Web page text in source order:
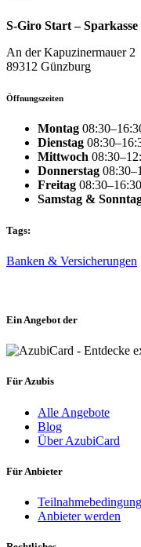
S-Giro Start –
An der Kapuzinermauer 2
89312 Günzburg
Öffnungszeiten
Montag
Dienstag
Mittwoch
Donnerstag
Freitag 08:30–16:30
Samstag &
Tags:
Banken & Versicherungen
Ein Angebot der
Für Azubis
Alle Angebote
Blog
Über AzubiCard
Für Anbieter
Anbieter werden